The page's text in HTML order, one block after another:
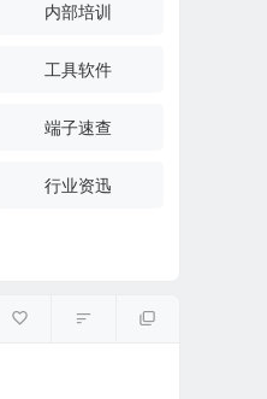
内部培训
工具软件
端子速查
行业资迅